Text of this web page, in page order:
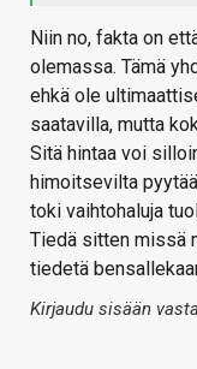
Niin no, fakta on
olemassa. Tämä
ehkä ole
saatavilla, mutta
Sitä hintaa voi
himoitsevilta
toki vaihtohaluja
Tiedä sitten missä
tiedetä
Kirjaudu sisään